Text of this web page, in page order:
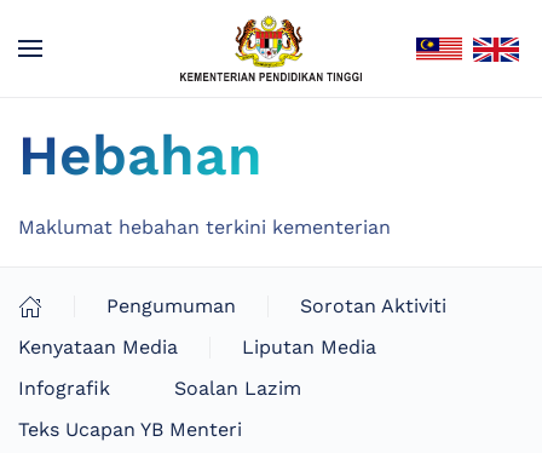
Hebahan
Maklumat hebahan terkini kementerian
Pengumuman
Sorotan Aktiviti
Kenyataan Media
Liputan Media
Infografik
Soalan Lazim
Teks Ucapan YB Menteri